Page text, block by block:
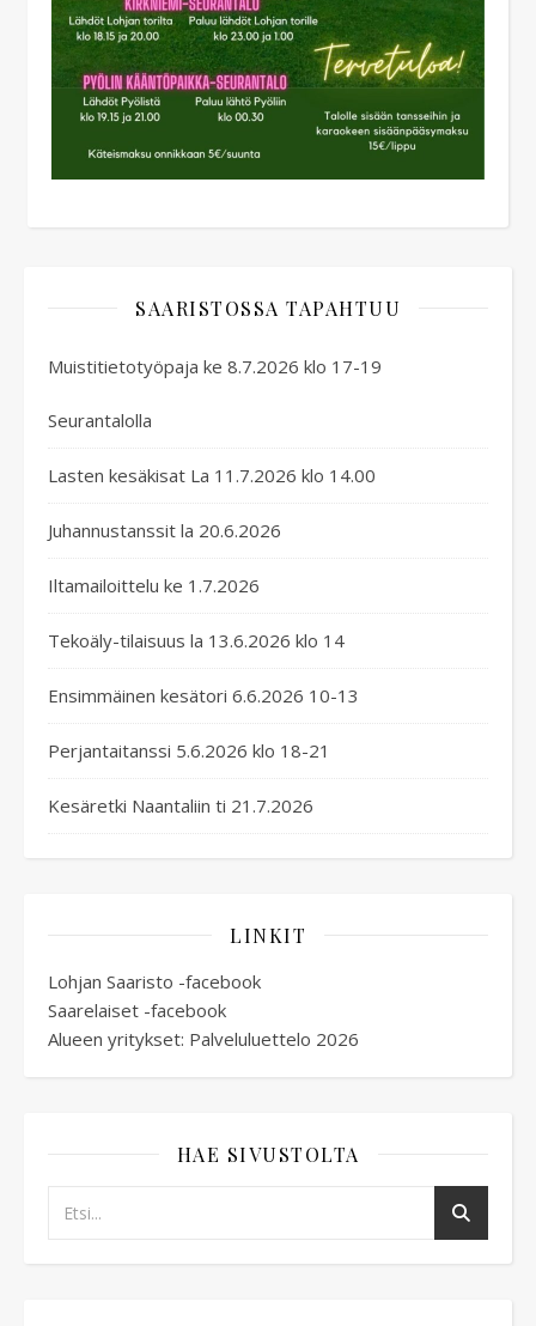
SAARISTOSSA TAPAHTUU
Muistitietotyöpaja ke 8.7.2026 klo 17-19
Seurantalolla
Lasten kesäkisat La 11.7.2026 klo 14.00
Juhannustanssit la 20.6.2026
Iltamailoittelu ke 1.7.2026
Tekoäly-tilaisuus la 13.6.2026 klo 14
Ensimmäinen kesätori 6.6.2026 10-13
Perjantaitanssi 5.6.2026 klo 18-21
Kesäretki Naantaliin ti 21.7.2026
LINKIT
Lohjan Saaristo -facebook
Saarelaiset -facebook
Alueen yritykset: Palveluluettelo 2026
HAE SIVUSTOLTA